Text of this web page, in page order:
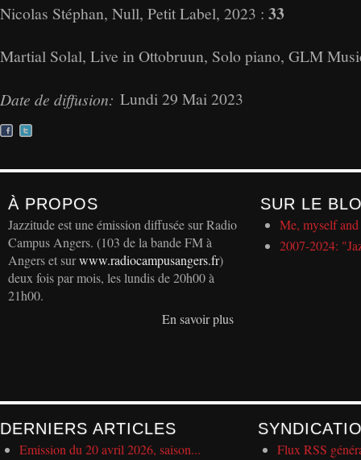
Nicolas Stéphan, Null, Petit Label, 2023 : 33
Martial Solal, Live in Ottobruun, Solo piano, GLM
Date de diffusion: Lundi 29 Mai 2023
À PROPOS
Jazzitude est une émission diffusée sur Radio
Campus Angers. (103 de la bande FM à
Angers et surwww.radiocampusangers.fr)
deux fois par mois, les lundis de 20h00 à
21h00.
En savoir plus
SUR LE
Me, myself
2007-2024:
DERNIERS ARTICLES
Emission du 20 avril 2026, saison... Flux RSS